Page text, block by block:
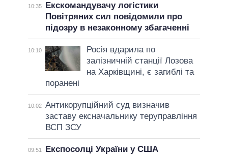
10:35
Екскомандувачу логістики
Повітряних сил повідомили про
підозру в незаконному збагаченні
10:10
Росія вдарила по
залізничній станції Лозова
на Харківщині, є загиблі та
поранені
10:02 Антикорупційний суд визначив
заставу ексначальнику теруправління
ВСП ЗСУ
09:51
Експосолці України у США